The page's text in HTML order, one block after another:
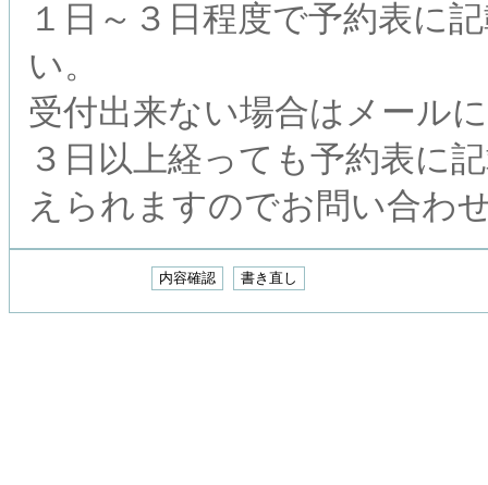
１日～３日程度で予約表に
い。
受付出来ない場合はメール
３日以上経っても予約表に
えられますのでお問い合わ